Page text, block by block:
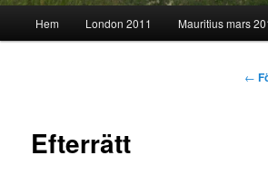
Hem London 2011 Mauritius mars
←
Efterrätt